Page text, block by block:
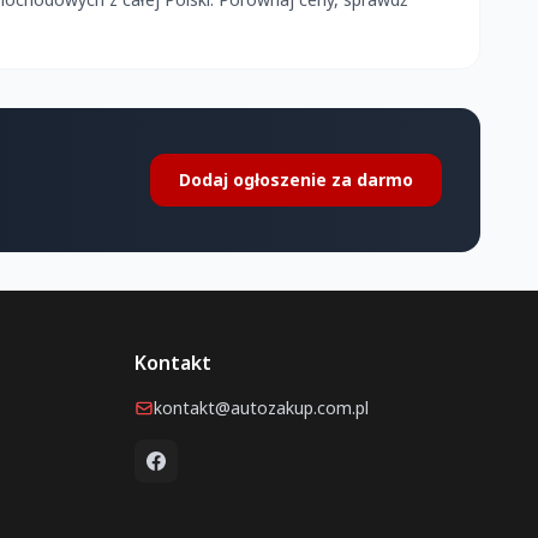
Dodaj ogłoszenie za darmo
Kontakt
kontakt@autozakup.com.pl